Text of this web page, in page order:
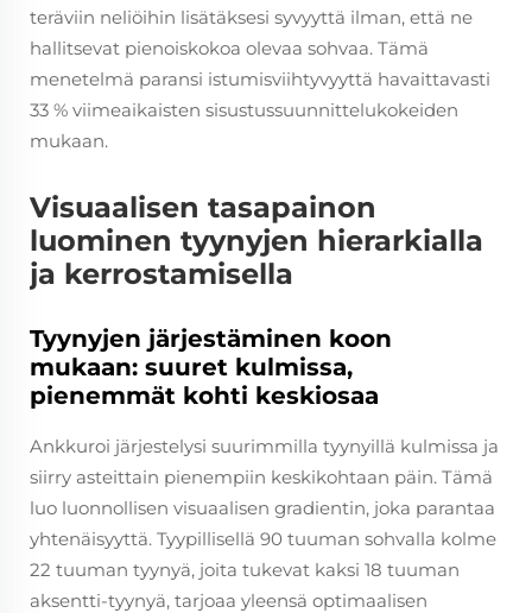
teräviin neliöihin lisätäksesi syvyyttä ilman, että ne
hallitsevat pienoiskokoa olevaa sohvaa. Tämä
menetelmä paransi istumisviihtyvyyttä havaittavasti
33 % viimeaikaisten sisustussuunnittelukokeiden
mukaan.
Visuaalisen tasapainon
luominen tyynyjen hierarkialla
ja kerrostamisella
Tyynyjen järjestäminen koon
mukaan: suuret kulmissa,
pienemmät kohti keskiosaa
Ankkuroi järjestelysi suurimmilla tyynyillä kulmissa ja
siirry asteittain pienempiin keskikohtaan päin. Tämä
luo luonnollisen visuaalisen gradientin, joka parantaa
yhtenäisyyttä. Tyypillisellä 90 tuuman sohvalla kolme
22 tuuman tyynyä, joita tukevat kaksi 18 tuuman
aksentti-tyynyä, tarjoaa yleensä optimaalisen